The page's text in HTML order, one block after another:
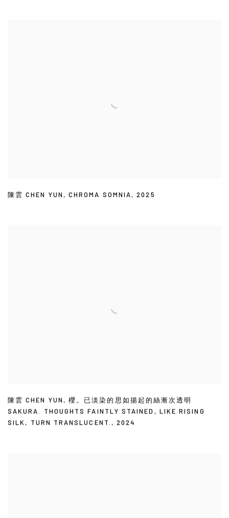
陳雲 CHEN YUN ,CHROMA SOMNIA,2025
陳雲 CHEN YUN ,櫻。已淡染的思如揚起的絲漸次透明
SAKURA. THOUGHTS FAINTLY STAINED , LIKE RISING
SILK, TURN TRANSLUCENT. ,2024